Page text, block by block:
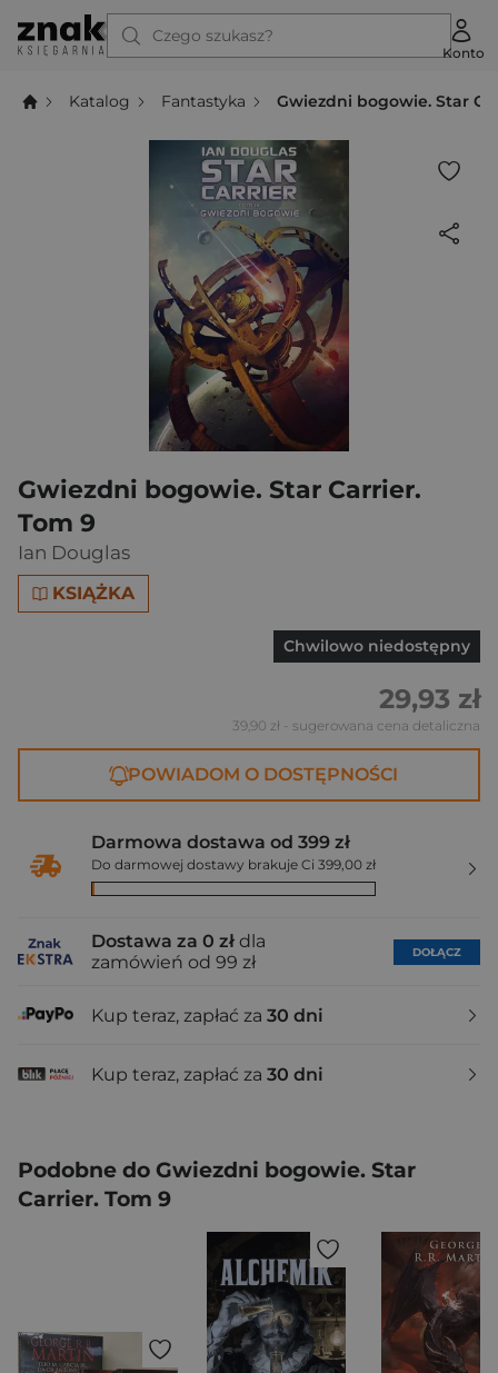
Czego szukasz?
Konto
Katalog Fantastyka Gwiezdni bogowie. Star
Gwiezdni bogowie. Star Carrier.
Tom 9
Ian Douglas
KSIĄŻKA
Chwilowo niedostępny
29,93 zł
39,90 zł - sugerowana cena detaliczna
POWIADOM O DOSTĘPNOŚCI
Darmowa dostawa od 399 zł
Do darmowej dostawy brakuje Ci 399,00 zł
Dostawa za 0 zł dla
zamówień od 99 zł
DOŁĄCZ
Kup teraz, zapłać za 30 dni
Kup teraz, zapłać za 30 dni
Podobne do Gwiezdni bogowie. Star
Carrier. Tom 9